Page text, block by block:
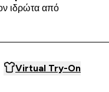
ιδρώτα από
Virtual Try-On